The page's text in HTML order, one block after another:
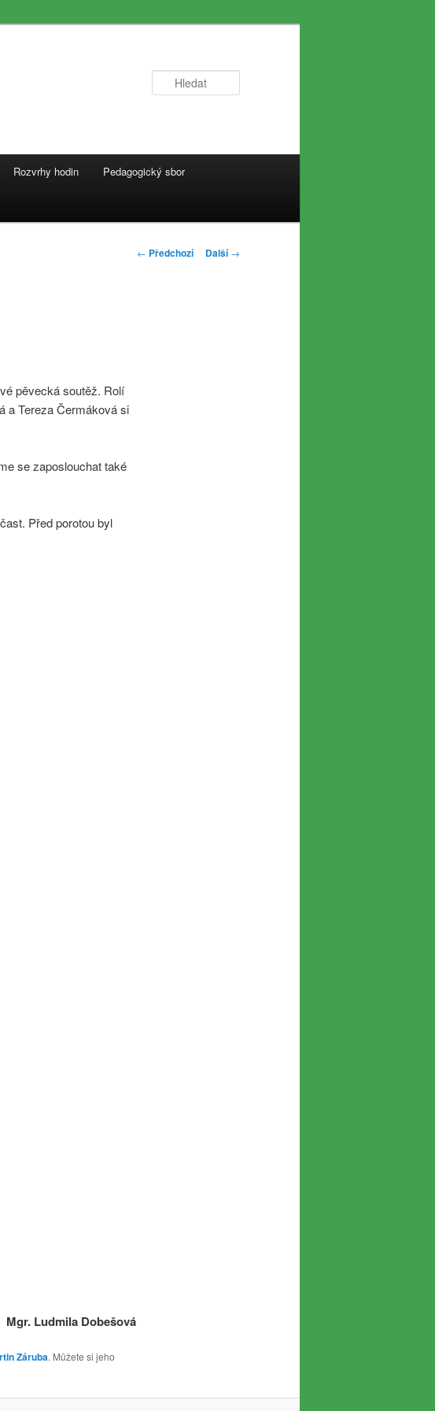
Rozvrhy hodin Pedagogický sbor
Navigace
← Předchozí Další→
pěvecká soutěž. Rolí
a Tereza Čermáková si
se zaposlouchat také
Před porotou byl
Mgr. Ludmila Dobešová
Záruba. Můžete si jeho